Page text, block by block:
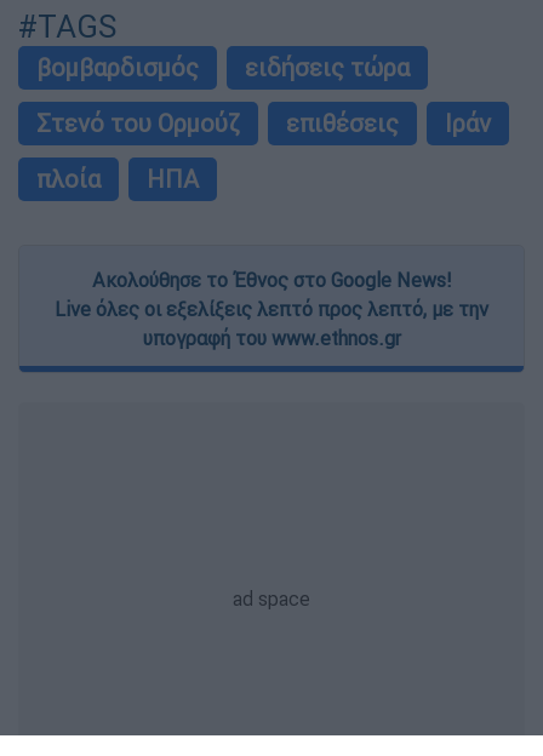
#TAGS
βομβαρδισμός
ειδήσεις τώρα
Στενό του Ορμούζ
επιθέσεις
Ιράν
πλοία
ΗΠΑ
Ακολούθησε το Έθνος στο Google News!
Live όλες οι εξελίξεις λεπτό προς λεπτό, με την
υπογραφή του www.ethnos.gr